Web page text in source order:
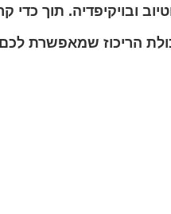
ובויקיפדיה. תוך כדי
הריכוז שמאפשרת